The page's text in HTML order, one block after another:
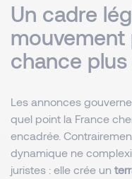
Un cadre
mouvement
chance plus
Les annonces
quel point la France
encadrée.
dynamique ne
juristes : elle crée un